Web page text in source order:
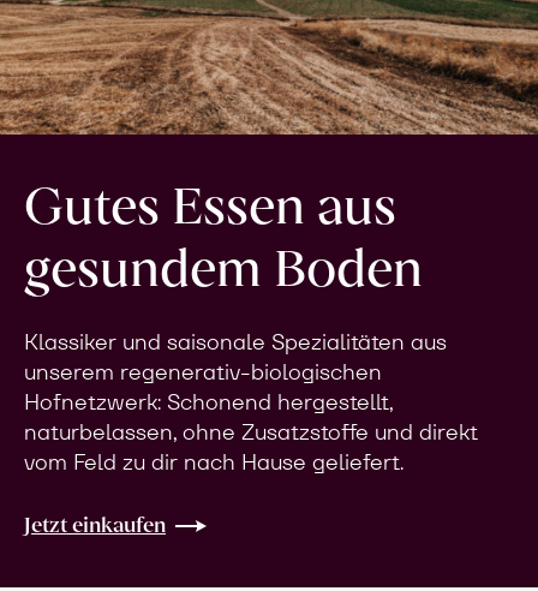
Gutes Essen aus
gesundem Boden
Klassiker und saisonale Spezialitäten aus
unserem regenerativ-biologischen
Hofnetzwerk: Schonend hergestellt,
naturbelassen, ohne Zusatzstoffe und direkt
vom Feld zu dir nach Hause geliefert.
Jetzt einkaufen